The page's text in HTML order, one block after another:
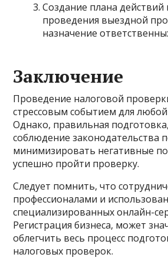
Создание плана действий
проведения выездной
назначение
Заключение
Проведение налоговой
стрессовым событием для
Однако, правильная
соблюдение законодательства
минимизировать негативные
успешно пройти проверку.
Следует помнить, что
профессионалами и
специализированных онлайн-
Регистрация бизнеса, может
облегчить весь процесс
налоговых проверок.